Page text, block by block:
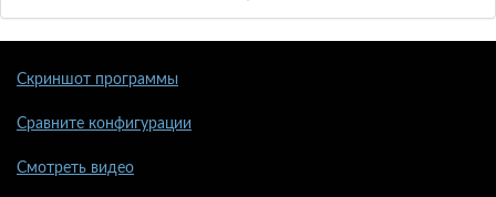
Скриншот программы
Сравните конфигурации
Смотреть видео